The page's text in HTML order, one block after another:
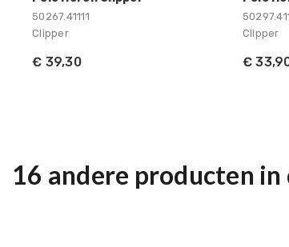
50267.41111
Clipper
€ 39,30
Clipper
€
16 andere producten